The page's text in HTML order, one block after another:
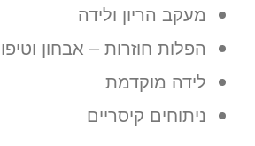
מעקב הריון ולידה
הפלות חוזרות – אבחון
לידה מוקדמת
ניתוחים קיסריים